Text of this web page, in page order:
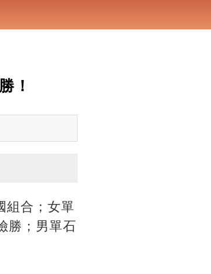
！
組合；女單
勝；男單石